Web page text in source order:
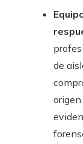
de
origen